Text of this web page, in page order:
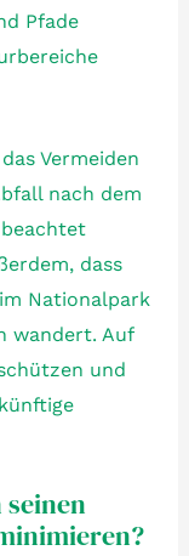
Pfade
Vermeiden
nach dem
dass
Nationalpark
wandert. Auf
und
seinen